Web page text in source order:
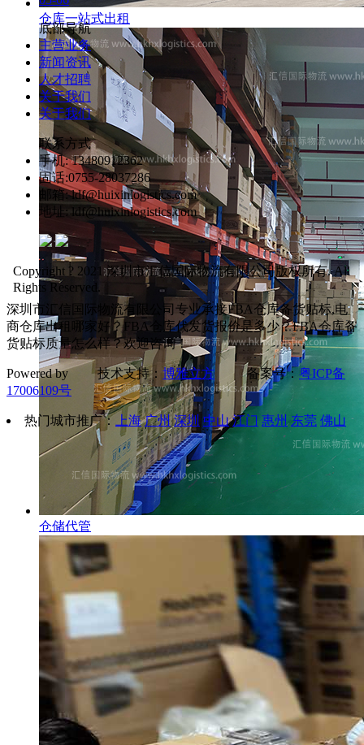
仓库一站式出租
仓储代管
底部导航
主营业务
新闻资讯
人才招聘
关于我们
关于我们
联系方式
手机: 13480912362
固话:0755-28037286
邮箱: ldf@huixinlogistics.com
地址: ldf@huixinlogistics.com
Copyright ? 2021 深圳市汇信国际物流有限公司版权所有. All
Rights Reserved.
深圳市汇信国际物流有限公司专业承接FBA仓库备货贴标,电
商仓库出租哪家好？FBA仓库代发货报价是多少？FBA仓库备
货贴标质量怎么样？欢迎咨询！
Powered by 技术支持： 博雅立方备案号： 粤ICP备
17006109号
热门城市推广： 上海 广州 深圳 中山 江门 惠州 东莞 佛山